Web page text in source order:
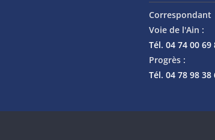
Correspondant
Voie de l'Ain :
Tél. 04 74 00 69
Progrès :
Tél. 04 78 98 38